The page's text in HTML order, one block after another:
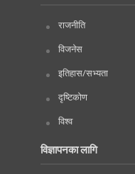
राजनीति
विजनेस
इतिहास/सभ्यता
दृष्टिकोण
विश्व
विज्ञापनका लागि